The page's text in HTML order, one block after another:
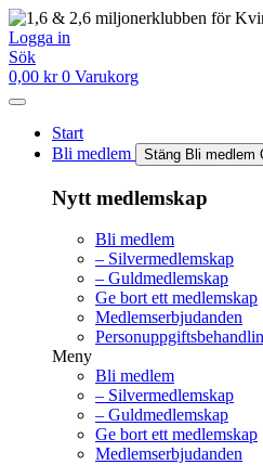
Hoppa
till
innehåll
Logga in
Sök
0,00 kr 0 Varukorg
Start
Bli medlem
Stäng Bli medlem
Nytt medlemskap
Bli medlem
– Silvermedlemskap
– Guldmedlemskap
Ge bort ett medlemskap
Medlemserbjudanden
Meny
Bli medlem
– Silvermedlemskap
– Guldmedlemskap
Ge bort ett medlemskap
Medlemserbjudanden